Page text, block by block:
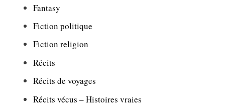
Fantasy
Fiction politique
Fiction religion
Récits
Récits de voyages
Récits vécus – Histoires vraies